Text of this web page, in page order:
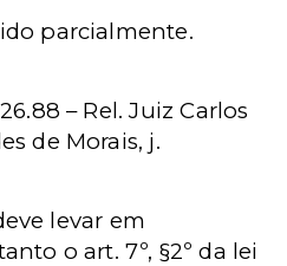
parcialmente.
– Rel. Juiz Carlos
de Morais, j.
levar em
o art. 7º, §2º da lei